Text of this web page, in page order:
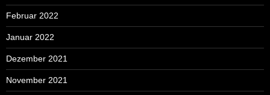
Februar 2022
Januar 2022
Dezember 2021
November 2021